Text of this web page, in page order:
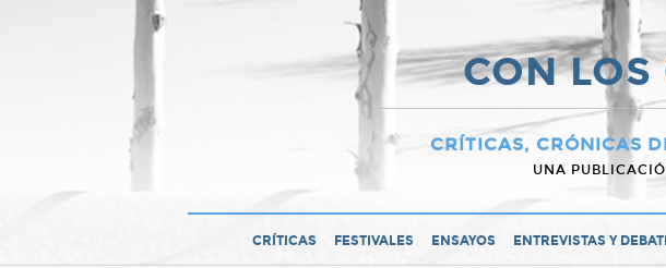
CON
CRÍTICAS, CRÓNICAS
UNA
CRÍTICAS FESTIVALES ENSAYOS ENTREVISTAS Y